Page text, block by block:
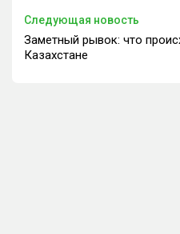
Следующая новость
Заметный рывок: что
Казахстане